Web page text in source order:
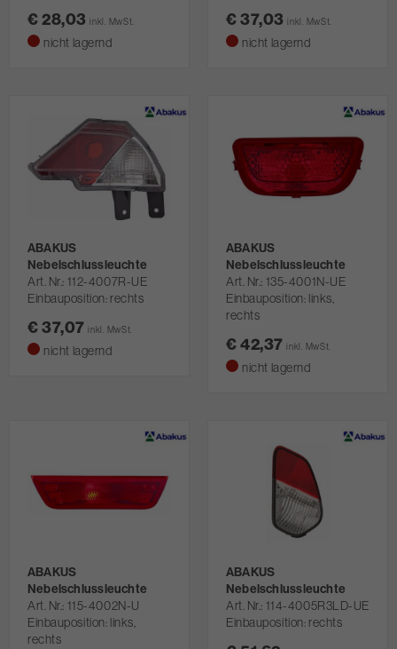
€ 28,03inkl. MwSt.
nicht lagernd
€ 37,03inkl. MwSt.
nicht lagernd
ABAKUS
Nebelschlussleuchte
Art. Nr. 112-4007R-UE
Einbauposition: rechts
€ 37,07inkl. MwSt.
nicht lagernd
ABAKUS
Nebelschlussleuchte
Art. Nr. 135-4001N-UE
Einbauposition: links,
rechts
€ 42,37inkl. MwSt.
nicht lagernd
ABAKUS
Nebelschlussleuchte
Art. Nr. 115-4002N-U
Einbauposition: links,
rechts
ABAKUS
Nebelschlussleuchte
Art. Nr. 114-4005R3LD-UE
Einbauposition: rechts